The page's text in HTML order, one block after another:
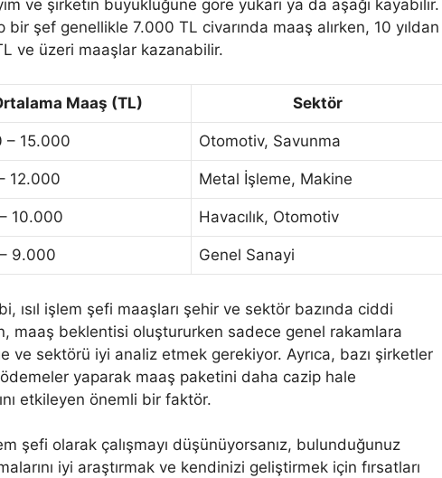
ve şirketin büyüklüğüne göre yukarı ya da aşağı kayabilir.
şef genellikle 7.000 TL civarında maaş alırken, 10 yıldan
ve üzeri maaşlar kazanabilir.
Maaş (TL) Sektör
– 15.000 Otomotiv, Savunma
12.000 Metal İşleme, Makine
10.000 Havacılık, Otomotiv
9.000 Genel Sanayi
ısıl işlem şefi maaşları şehir ve sektör bazında ciddi
maaş beklentisi oluştururken sadece genel rakamlara
ve sektörü iyi analiz etmek gerekiyor. Ayrıca, bazı şirketler
yaparak maaş paketini daha cazip hale
etkileyen önemli bir faktör.
şefi olarak çalışmayı düşünüyorsanız, bulunduğunuz
iyi araştırmak ve kendinizi geliştirmek için fırsatları